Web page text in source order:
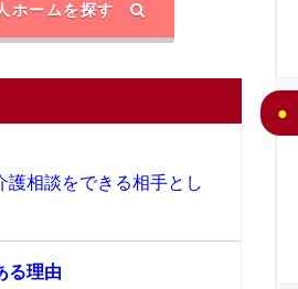
ホームを探す
護相談をできる相手とし
る理由